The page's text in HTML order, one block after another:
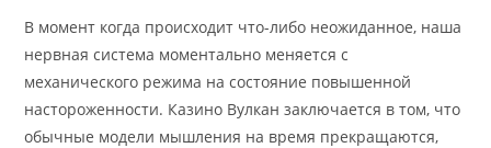
В момент когда происходит что-либо неожиданное, наша
нервная система моментально меняется с
механического режима на состояние повышенной
настороженности. Казино Вулкан заключается в том, что
обычные модели мышления на время прекращаются,